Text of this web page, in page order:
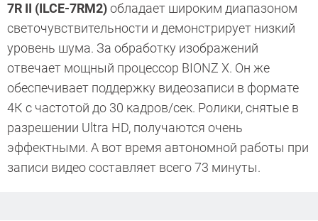
7R II (ILCE-7RM2)обладает широким диапазоном
светочувствительности и демонстрирует низкий
уровень шума. За обработку изображений
отвечает мощный процессор BIONZ X. Он же
обеспечивает поддержку видеозаписи в формате
4К с частотой до 30 кадров/сек. Ролики, снятые в
разрешении Ultra HD, получаются очень
эффектными. А вот время автономной работы при
записи видео составляет всего 73 минуты.